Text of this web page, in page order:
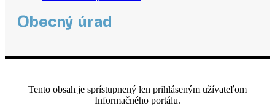
Obecný úrad
Tento obsah je sprístupnený len prihláseným užívateľom
Informačného portálu.